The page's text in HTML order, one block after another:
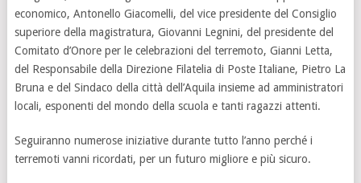
economico, Antonello Giacomelli, del vice presidente del Consiglio
superiore della magistratura, Giovanni Legnini, del presidente del
Comitato d’Onore per le celebrazioni del terremoto, Gianni Letta,
del Responsabile della Direzione Filatelia di Poste Italiane, Pietro La
Bruna e del Sindaco della città dell’Aquila insieme ad amministratori
locali, esponenti del mondo della scuola e tanti ragazzi attenti.
Seguiranno numerose iniziative durante tutto l’anno perché i
terremoti vanni ricordati, per un futuro migliore e più sicuro.